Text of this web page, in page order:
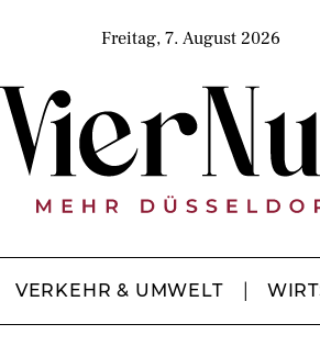
Freitag, 7. August 2026
VERKEHR & UMWELT